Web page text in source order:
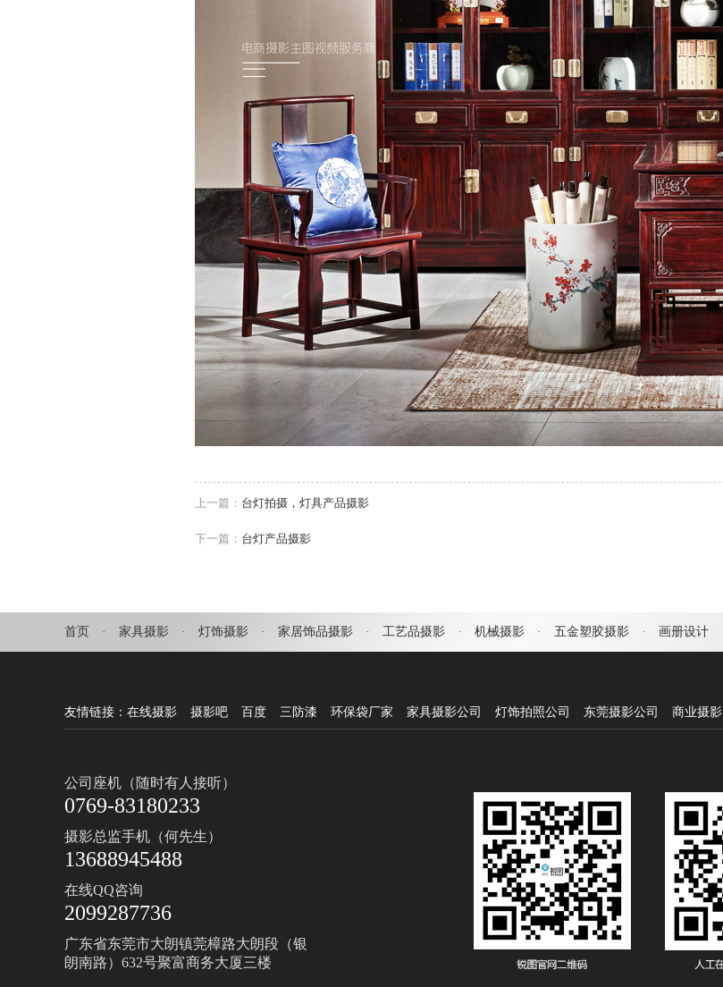
上一篇： 台灯拍摄，灯具产品摄影
下一篇： 台灯产品摄影
首页 · 家具摄影 · 灯饰摄影 · 家居饰品摄影 · 工艺品摄影 · 机械摄影 · 五金塑胶摄影 · 画册设计
友情链接： 在线摄影 摄影吧 百度 三防漆 环保袋厂家 家具摄影公司 灯饰拍照公司 东莞摄影公司 商业摄影
公司座机（随时有人接听）
0769-83180233
摄影总监手机（何先生）
13688945488
在线QQ咨询
2099287736
广东省东莞市大朗镇莞樟路大朗段（银
朗南路）632号聚富商务大厦三楼